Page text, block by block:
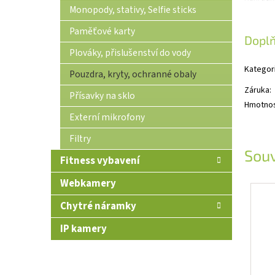
Monopody, stativy, Selfie sticks
Paměťové karty
Plováky, přislušenství do vody
Pouzdra, kryty, ochranné obaly
Přísavky na sklo
Externí mikrofony
Filtry
Fitness vybavení
Webkamery
Chytré náramky
IP kamery
Záruka: